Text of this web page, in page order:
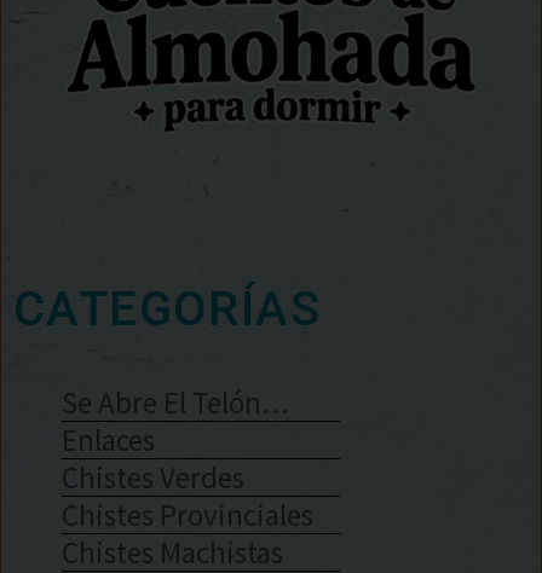
CATEGORÍAS
Se Abre El Telón…
Enlaces
Chistes Verdes
Chistes Provinciales
Chistes Machistas